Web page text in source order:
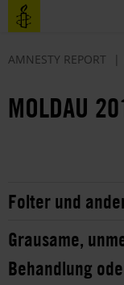
Direkt
zum
Benutzermenü
AMNESTY REPORT
MOLDAU
Folter und
Grausame,
Behandlung